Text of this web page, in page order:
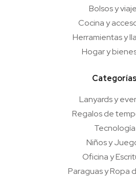
Bolsos y
Cocina y
Herramientas y
Hogar y
Categorías
Lanyards y
Regalos de
Tecnología
Niños y
Oficina y
Paraguas y Ropa